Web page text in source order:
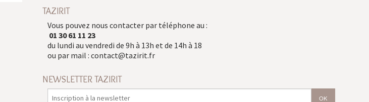
TAZIRIT
Vous pouvez nous contacter par téléphone au :
01 30 61 11 23
du lundi au vendredi de 9h à 13h et de 14h à 18
ou par mail : contact@tazirit.fr
NEWSLETTER TAZIRIT